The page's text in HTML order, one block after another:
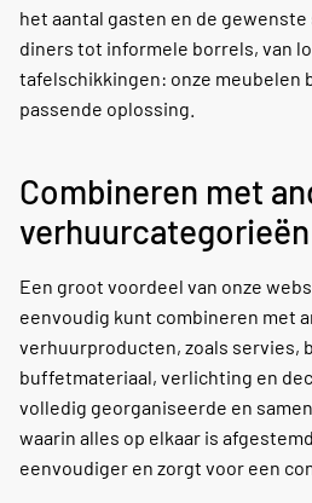
het aantal gasten en de gewenste
diners tot informele borrels, van
tafelschikkingen: onze meubelen
passende oplossing.
Combineren met
verhuurcategorieën
Een groot voordeel van onze
eenvoudig kunt combineren met
verhuurproducten, zoals servies,
buffetmateriaal, verlichting en
volledig georganiseerde en
waarin alles op elkaar is
eenvoudiger en zorgt voor een